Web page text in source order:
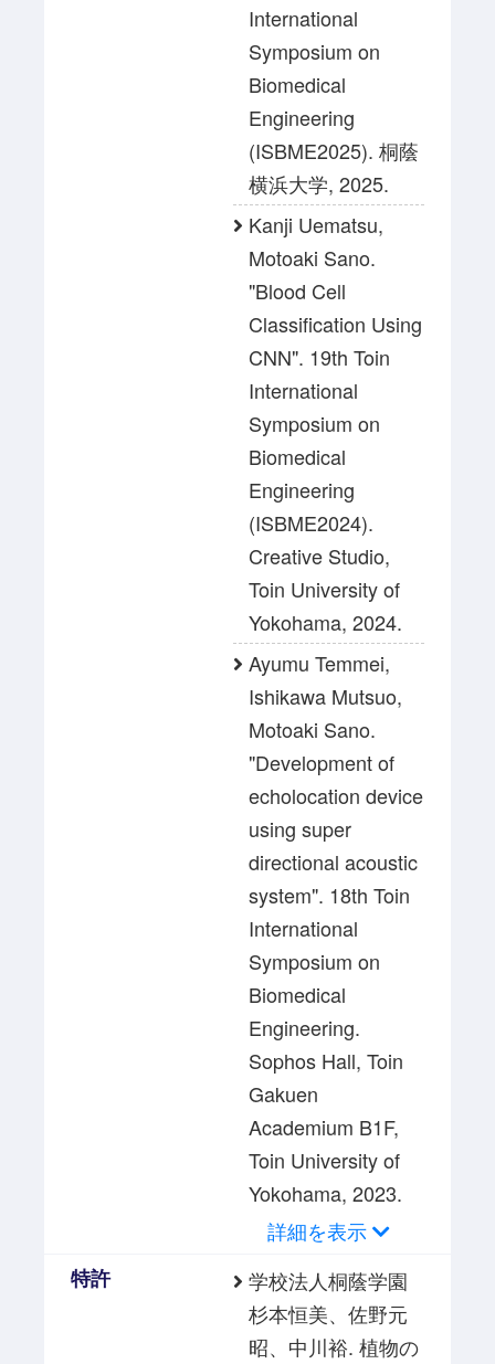
International
Symposium on
Biomedical
Engineering
(ISBME2025). 桐蔭
横浜大学, 2025.
Kanji Uematsu,
Motoaki Sano.
"Blood Cell
Classification Using
CNN". 19th Toin
International
Symposium on
Biomedical
Engineering
(ISBME2024).
Creative Studio,
Toin University of
Yokohama, 2024.
Ayumu Temmei,
Ishikawa Mutsuo,
Motoaki Sano.
"Development of
echolocation device
using super
directional acoustic
system". 18th Toin
International
Symposium on
Biomedical
Engineering.
Sophos Hall, Toin
Gakuen
Academium B1F,
Toin University of
Yokohama, 2023.
詳細を表示
特許
学校法人桐蔭学園
杉本恒美、佐野元
昭、中川裕. 植物の